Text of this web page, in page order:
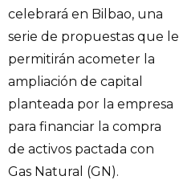
celebrará en Bilbao, una
serie de propuestas que le
permitirán acometer la
ampliación de capital
planteada por la empresa
para financiar la compra
de activos pactada con
Gas Natural (GN).